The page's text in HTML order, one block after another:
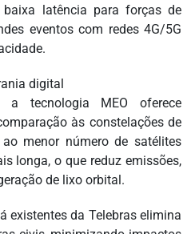
baixa latência para forças de
eventos com redes 4G/5G
digital
a tecnologia MEO oferece
às constelações de
menor número de satélites
longa, o que reduz emissões,
de lixo orbital.
existentes da Telebras elimina